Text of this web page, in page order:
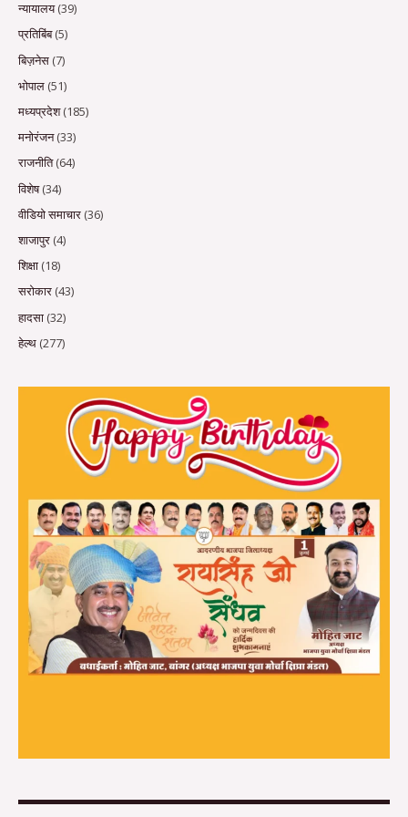
न्यायालय(39)
प्रतिबिंब(5)
बिज़नेस (7)
भोपाल (51)
मध्यप्रदेश(185)
मनोरंजन(33)
राजनीति(64)
विशेष(34)
वीडियो समाचार (36)
शाजापुर (4)
शिक्षा (18)
सरोकार (43)
हादसा (32)
हेल्थ (277)